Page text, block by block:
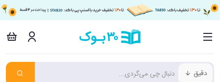
دقیق